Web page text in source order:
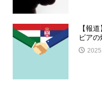
【報
ビアの